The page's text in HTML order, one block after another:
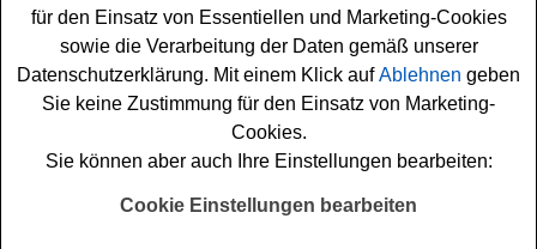
Falls Sie an dem Dr. Oetker Gewinnspiel zu Ostern 2025
gratis teilnehmen möchten, müssen Sie den kleinen
Backtyp-Test mitmachen und können dann das Formular
ausfüllen. Vielleicht haben Sie ja Glück? Auf jeden Fall
drücken wir schon einmal fest die Daumen!
Dr. Oetker verlost 3x einen 250 Euro
für den Einsatz von Essentiellen und Marketing-Cookies
sowie die Verarbeitung der Daten gemäß unserer
Datenschutzerklärung. Mit einem Klick aufAblehnen geben
Sie keine Zustimmung für den Einsatz von Marketing-
Cookies.
Sie können aber auch Ihre Einstellungen bearbeiten:
Cookie Einstellungen bearbeiten